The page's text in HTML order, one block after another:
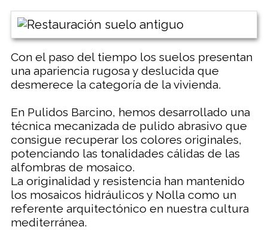
Con el paso del tiempo los suelos presentan
una apariencia rugosa y deslucida que
desmerece la categoría de la vivienda.
En Pulidos Barcino, hemos desarrollado una
técnica mecanizada de pulido abrasivo que
consigue recuperar los colores originales,
potenciando las tonalidades cálidas de las
alfombras de mosaico.
La originalidad y resistencia han mantenido
los mosaicos hidráulicos y Nolla como un
referente arquitectónico en nuestra cultura
mediterránea.